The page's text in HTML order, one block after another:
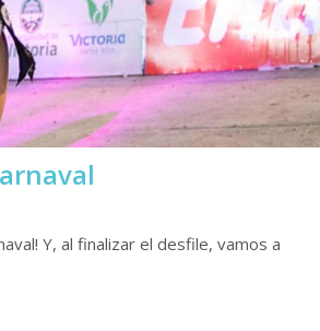
Y, al finalizar el desfile, vamos a